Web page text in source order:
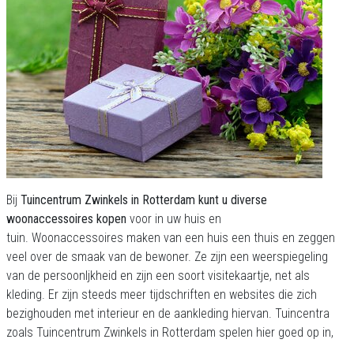
Bij Tuincentrum Zwinkels in Rotterdam kunt u diverse
woonaccessoires kopen voor in uw huis en
tuin. Woonaccessoires maken van een huis een thuis en zeggen
veel over de smaak van de bewoner. Ze zijn een weerspiegeling
van de persoonljkheid en zijn een soort visitekaartje, net als
kleding. Er zijn steeds meer tijdschriften en websites die zich
bezighouden met interieur en de aankleding hiervan. Tuincentra
zoals Tuincentrum Zwinkels in Rotterdam spelen hier goed op in,